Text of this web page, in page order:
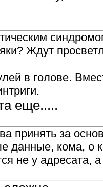
Ждут
в голове.
еще.....
принять за
данные, кома, о
не у адресата,